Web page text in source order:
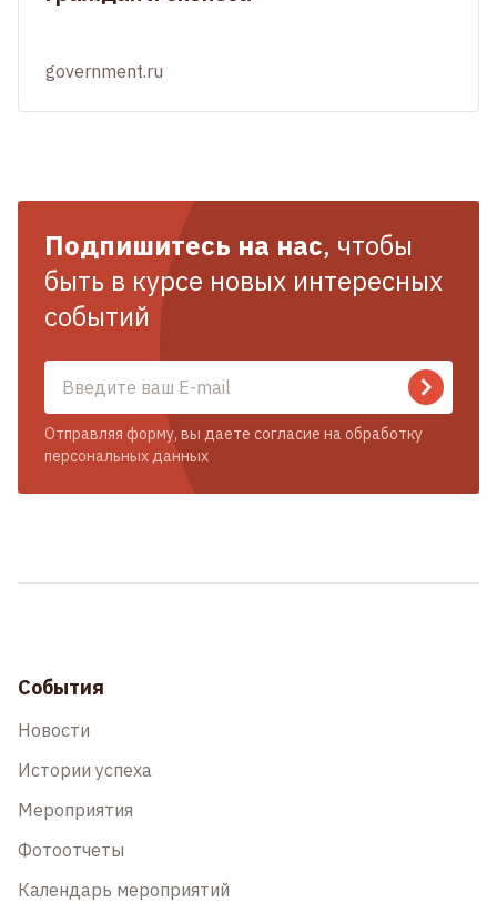
government.ru
Подпишитесь на нас, чтобы
быть в курсе новых интересных
событий
Отправляя форму, вы даете согласие на обработку
персональных данных
События
Новости
Истории успеха
Мероприятия
Фотоотчеты
Календарь мероприятий